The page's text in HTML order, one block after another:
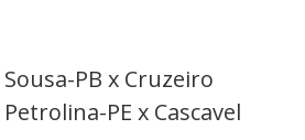
PB x Cruzeiro
PE x Cascavel